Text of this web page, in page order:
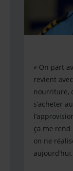
« On part
revient
nourriture,
s’acheter
ça me rend
on ne